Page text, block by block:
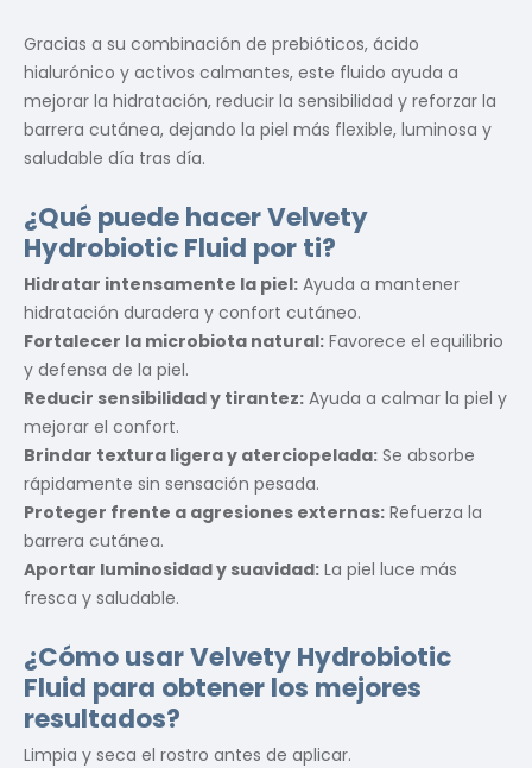
Gracias a su combinación de prebióticos, ácido
hialurónico y activos calmantes, este fluido ayuda a
mejorar la hidratación, reducir la sensibilidad y reforzar la
barrera cutánea, dejando la piel más flexible, luminosa y
saludable día tras día.
¿Qué puede hacer Velvety
Hydrobiotic Fluid por ti?
Hidratar intensamente la piel: Ayuda a mantener
hidratación duradera y confort cutáneo.
Fortalecer la microbiota natural: Favorece el equilibrio
y defensa de la piel.
Reducir sensibilidad y tirantez: Ayuda a calmar la piel y
mejorar el confort.
Brindar textura ligera y aterciopelada: Se absorbe
rápidamente sin sensación pesada.
Proteger frente a agresiones externas: Refuerza la
barrera cutánea.
Aportar luminosidad y suavidad: La piel luce más
fresca y saludable.
¿Cómo usar Velvety Hydrobiotic
Fluid para obtener los mejores
resultados?
Limpia y seca el rostro antes de aplicar.